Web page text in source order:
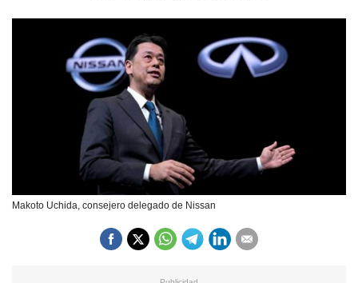
Makoto Uchida, consejero delegado de Nissan